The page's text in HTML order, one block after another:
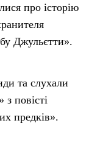
про історію
Джульєтти».
та слухали
повісті
предків».